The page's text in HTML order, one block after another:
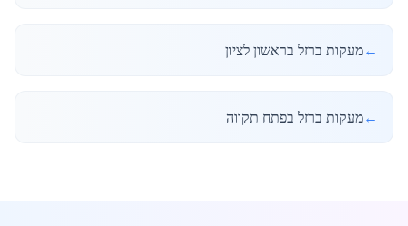
←מעקות ברזל בראשון לציון
←מעקות ברזל בפתח תקווה